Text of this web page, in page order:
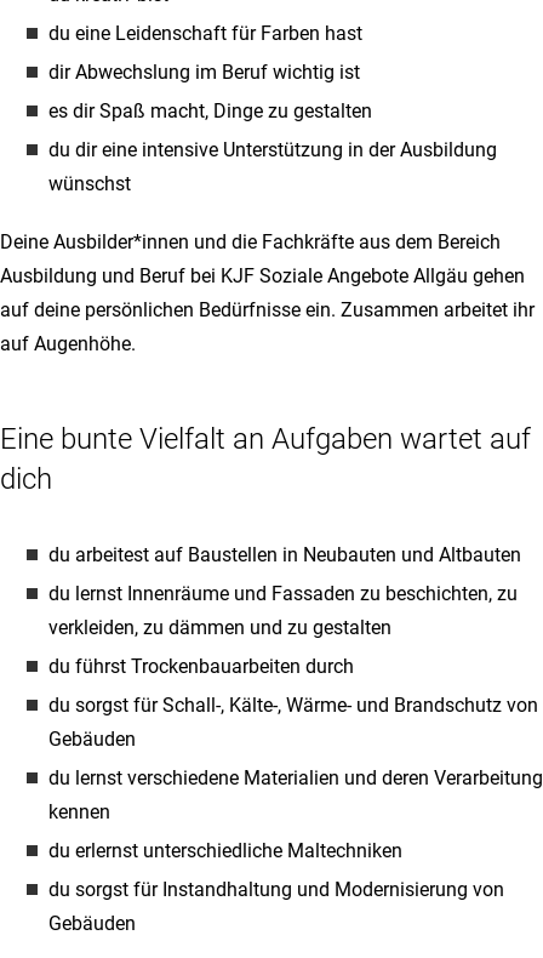
du eine Leidenschaft für Farben hast
dir Abwechslung im Beruf wichtig ist
es dir Spaß macht, Dinge zu gestalten
du dir eine intensive Unterstützung in der Ausbildung
wünschst
Deine Ausbilder*innen und die Fachkräfte aus dem Bereich
Ausbildung und Beruf bei KJF Soziale Angebote Allgäu gehen
auf deine persönlichen Bedürfnisse ein. Zusammen arbeitet ihr
auf Augenhöhe.
Eine bunte Vielfalt an Aufgaben wartet auf
dich
du arbeitest auf Baustellen in Neubauten und Altbauten
du lernst Innenräume und Fassaden zu beschichten, zu
verkleiden, zu dämmen und zu gestalten
du führst Trockenbauarbeiten durch
du sorgst für Schall-, Kälte-, Wärme- und Brandschutz von
Gebäuden
du lernst verschiedene Materialien und deren Verarbeitung
kennen
du erlernst unterschiedliche Maltechniken
du sorgst für Instandhaltung und Modernisierung von
Gebäuden